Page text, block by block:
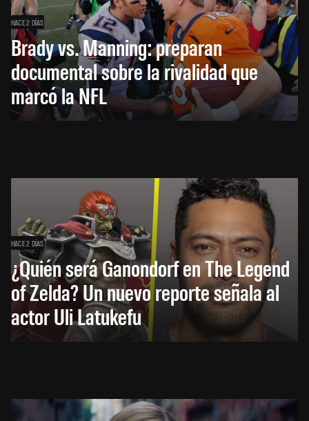
HACE 2 DÍAS
Brady vs. Manning: preparan
documental sobre la rivalidad que
marcó la NFL
HACE 2 DÍAS
¿Quién será Ganondorf en The Legend
of Zelda? Un nuevo reporte señala al
actor Uli Latukefu